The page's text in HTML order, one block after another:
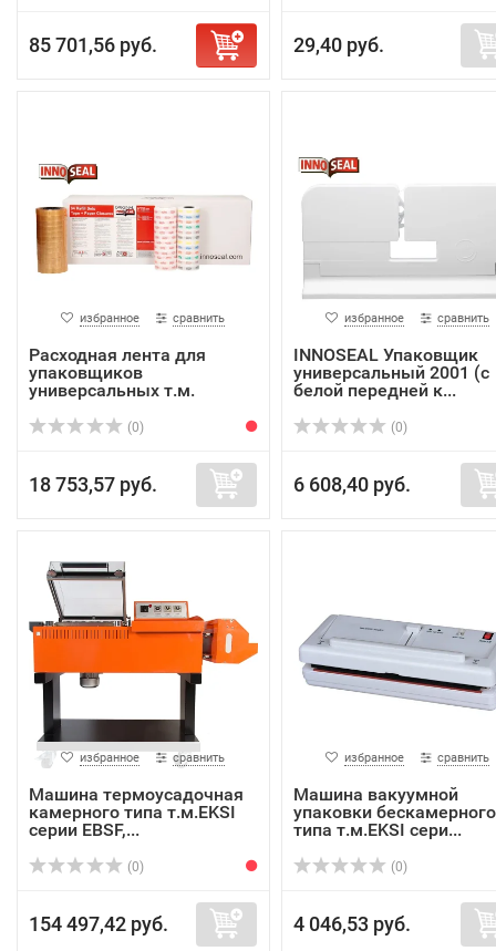
85 701,56 руб. 29,40 руб.
избранное сравнить
Расходная лента для
упаковщиков
универсальных т.м.
(0)
18 753,57 руб.
избранное сравнить
INNOSEAL Упаковщик
универсальный 2001 (с
белой передней к...
(0)
6 608,40 руб.
избранное сравнить
Машина термоусадочная
камерного типа т.м.EKSI
серии EBSF,...
(0)
154 497,42 руб.
избранное сравнить
Машина вакуумной
упаковки бескамерного
типа т.м.EKSI сери...
(0)
4 046,53 руб.